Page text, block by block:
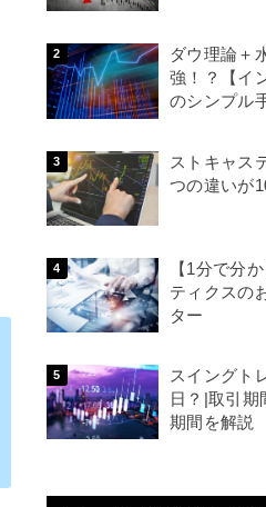
ダウ理論＋
強！？【イ
のシンプル
ストキャス
つの違いが
【1分で分
ティクスの
ター
スイングト
日？|取引期
期間を解説